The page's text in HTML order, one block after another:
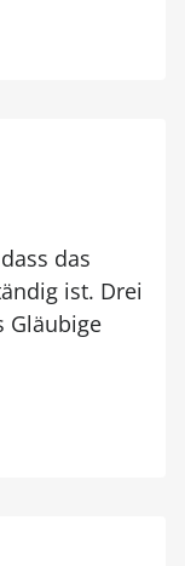
das
ist. Drei
Gläubige